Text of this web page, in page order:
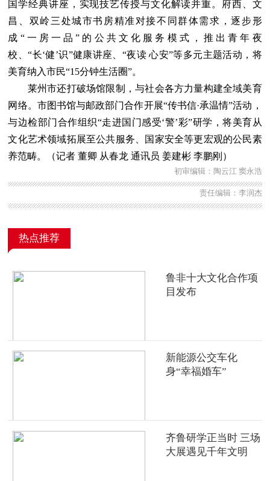
国学经典讲座，实现技艺传授与文化解读并重。府西、文
昌、双岭三处城市书房精准对接不同群体需求，逐步形
成“一房一品”的公共文化服务模式，推出青年夜
校、“长‘健’识”健康讲座、“夜读 心安”等多元主题活动，将
美育纳入市民“15分钟生活圈”。
莱州市还打破场馆限制，与社会各方力量构建全域美育
网络。市图书馆与邮政部门合作开展“传书信·承温情”活动，
与边检部门合作组织“走进国门感受‘警’彩”研学，将美育从
文化艺术领域拓展至公共服务、国家安全等更宏观的公民素
养范畴。（记者 董卿 从春龙 通讯员 姜建彬 李鹏刚）
初审编辑：陶云江 窦永浩
责任编辑：李润杰
热点推荐
鲁非十大文化合作项
目发布
新能源公交车化
身“幸福婚车”
齐鲁研学正当时 三场
大展遇见千年文明